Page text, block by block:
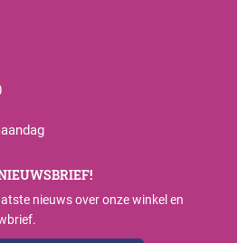
nieuws over onze winkel en